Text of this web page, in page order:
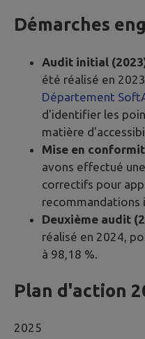
Démarches
Audit initial
été réalisé en
Département
d'identifier les
matière
Mise en
avons effectué
correctifs pour
recommandations
Deuxième audit
réalisé en 2024,
à 98,18 %.
Plan d'action
2025